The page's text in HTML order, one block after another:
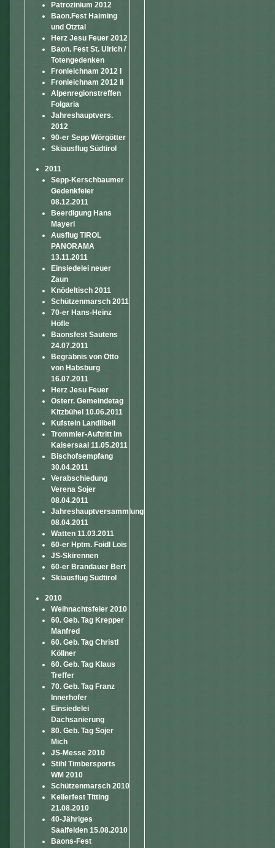
Patrozinium 2012
Baon.Fest Haiming
und Ötztal
Herz Jesu Feuer 2012
Baon. Fest St. Ulrich /
Totengedenken
Fronleichnam 2012 I
Fronleichnam 2012 II
Alpenregionstreffen
Folgaria
Jahreshauptvers.
2012
90-er Sepp Wörgötter
Skiausflug Südtirol
2011
Sepp-Kerschbaumer
Gedenkfeier
08.12.2011
Beerdigung Hans
Mayerl
Ausflug TIROL
PANORAMA
13.11.2011
Einsiedelei neuer
Zaun
Knödeltisch 2011
Schützenmarsch 2011
70-er Hans-Heinz
Höfle
Baonsfest Sautens
24.07.2011
Begräbnis von Otto
von Habsburg
16.07.2011
Herz Jesu Feuer
Österr. Gemeindetag
Kitzbühel 10.06.2011
Kufstein Landlibell
Trommler-Auftritt im
Kaisersaal 11.05.2011
Bischofsempfang
30.04.2011
Verabschiedung
Verena Sojer
08.04.2011
Jahreshauptversammlung
08.04.2011
Watten 11.03.2011
60-er Hptm. Foidl Lois
JS-Skirennen
60-er Brandauer Bert
Skiausflug Südtirol
2010
Weihnachtsfeier 2010
60. Geb. Tag Krepper
Manfred
60. Geb. Tag Christl
Köllner
60. Geb. Tag Klaus
Treffer
70. Geb. Tag Franz
Innerhofer
Einsiedelei
Dachsanierung
80. Geb. Tag Sojer
Mich
JS-Messe 2010
Stihl Timbersports
WM 2010
Schützenmarsch 2010
Kellerfest Titting
21.08.2010
40-Jähriges
Saalfelden 15.08.2010
Baons-Fest